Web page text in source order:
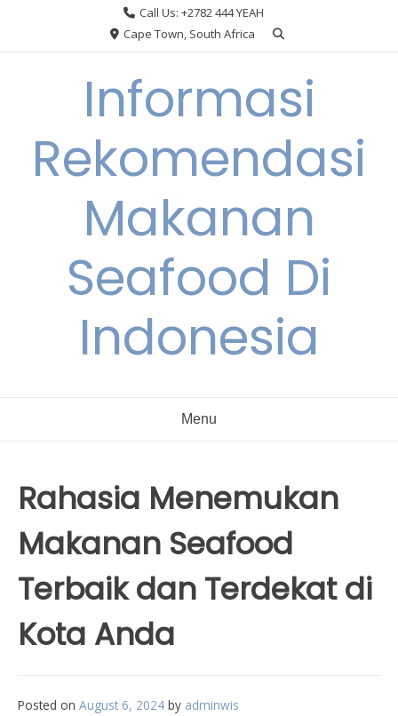
Call Us: +2782 444 YEAH
Cape Town, South Africa
Informasi
Rekomendasi
Makanan
Seafood Di
Indonesia
Menu
Rahasia Menemukan
Makanan Seafood
Terbaik dan Terdekat di
Kota Anda
Posted on August 6, 2024 by adminwis